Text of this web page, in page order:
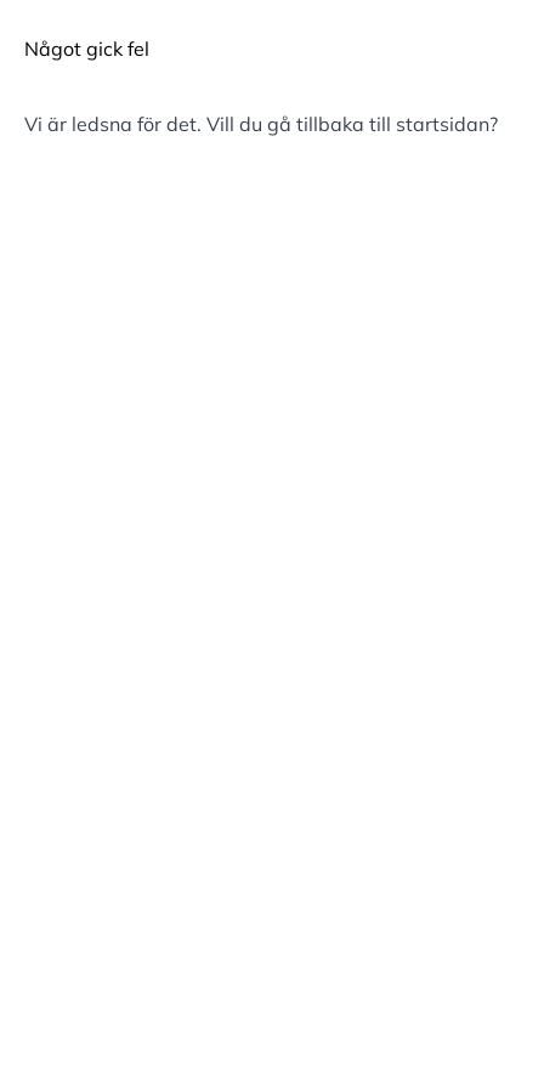
Något gick fel
Vi är ledsna för det. Vill du gå tillbaka till startsidan?